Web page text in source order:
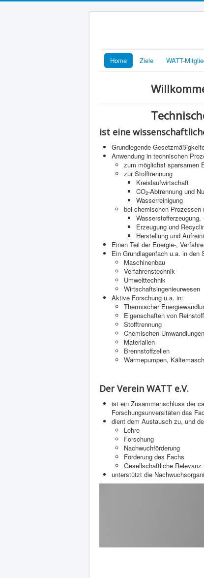
Home Ziele WATT-
ist eine
Grundlegende
Anwendung in technischen
zum möglichst sparsamen
zur Stofftrennung
Kreislaufwirtschaft
CO2-Abtrennung und
Wasserreinigung
bei chemischen Prozessen
Erzeugung und
Herstellung und
Einen Teil der Energie-,
Ein Grundlagenfach u.a. in den
Maschinenbau
Verfahrenstechnik
Umwelttechnik
Wirtschaftsingenieurwesen
Aktive Forschung u.a. in:
Thermischer
Eigenschaften von
Stofftrennung
Chemischen Umwandlungen
Materialien
Brennstoffzellen
Wärmepumpen,
Der Verein WATT e.V.
ist ein Zusammenschluss der
Forschungsunversitäten das
dient dem Austausch zu, und
Lehre
Forschung
Nachwuchförderung
Förderung des Fachs
Gesellschaftliche Relevanz
unterstützt die